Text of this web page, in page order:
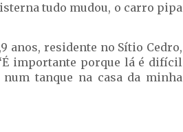
tudo mudou, o carro pipa
anos, residente no Sítio Cedro,
importante porque lá é difícil
num tanque na casa da minha